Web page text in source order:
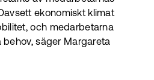
ekonomiskt klimat
och medarbetarna
säger Margareta